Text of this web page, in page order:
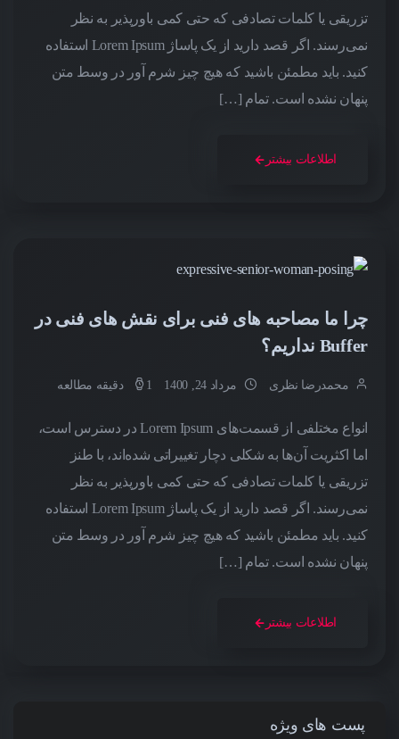
تزریقی یا کلمات تصادفی که حتی کمی باورپذیر به نظر
نمی‌رسند. اگر قصد دارید از یک پاساژ Lorem Ipsum استفاده
کنید. باید مطمئن باشید که هیچ چیز شرم آور در وسط متن
پنهان نشده است. تمام […]
اطلاعات بیشتر
چرا ما مصاحبه های فنی برای نقش های فنی در
Buffer نداریم؟
محمدرضا نظری مرداد 24, 1400 1 دقیقه مطالعه
انواع مختلفی از قسمت‌های Lorem Ipsum در دسترس است،
اما اکثریت آن‌ها به شکلی دچار تغییراتی شده‌اند، با طنز
تزریقی یا کلمات تصادفی که حتی کمی باورپذیر به نظر
نمی‌رسند. اگر قصد دارید از یک پاساژ Lorem Ipsum استفاده
کنید. باید مطمئن باشید که هیچ چیز شرم آور در وسط متن
پنهان نشده است. تمام […]
اطلاعات بیشتر
پست های ویژه